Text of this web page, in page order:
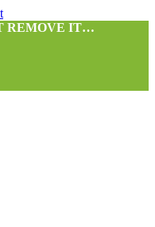
REMOVE IT…